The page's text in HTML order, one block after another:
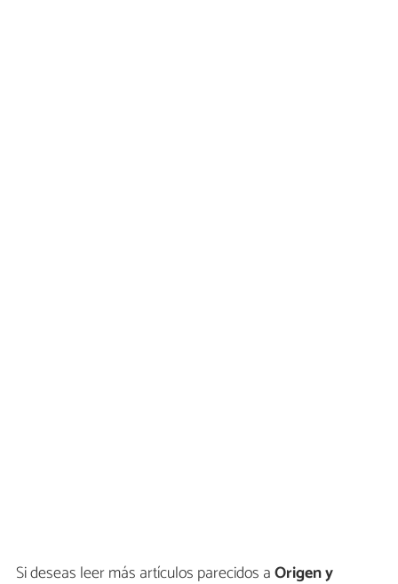
Si deseas leer más artículos parecidos aOrigen y